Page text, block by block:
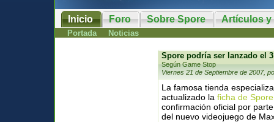
Inicio Foro Sobre Spore Artículos y
Portada Noticias
Spore podría ser lanzado el
Según Game Stop
Viernes 21 de Septiembre de 2007,
La famosa tienda
actualizado la ficha de Spore
confirmación oficial por
del nuevo videojuego de